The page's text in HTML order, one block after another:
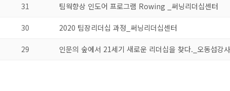
31 팀웍향상 인도어 프로그램 Rowing _써닝리더십센터
30 2020 팀장리더십 과정_써닝리더십센터
29 인문의 숲에서 21세기 새로운 리더십을 찾다._오동섭강사